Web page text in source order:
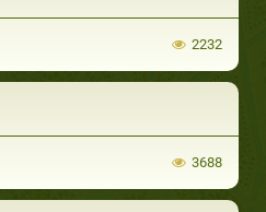
2232
3688